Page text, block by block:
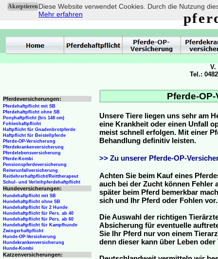
AkzeptierenDiese Website verwendet Cookies. Durch die Nutzung
Mehr erfahren
Pferde-
Unsere Tiere liegen uns sehr am
eine Krankheit oder einen Unfall
meist schnell erfolgen. Mit einer
Behandlung definitiv leisten.
>> Zu unserer Pferde-OP-
Achten Sie beim Kauf eines
auch bei der Zucht können Fehler
später beim Pferd bemerkbar
sich und Ihr Pferd oder Fohlen vor.
Die Auswahl der richtigen
Absicherung für eventuelle
Sie Ihr Pferd nur von einem
denn dieser kann über Leben
Pferdeversicherungen:
Pferdehaftpflicht mit SB
Pferdehaftpflicht ohne SB
Ponyhaftpflicht (bis 148 cm)
Fohlenhaftpflicht
Haftpflicht für Gnadenbrotpferde
Haftpflicht für Beistellpferde
Pferde-OP-Versicherung
Pferdekrankenversicherung
Pferdelebensversicherung
Pferde-Kombi
Pensionspferdeversicherung
Reiterunfallversicherung
Reitlehrerhaftpflicht/Reittherapeut
Schul- und Verleihpferdehaftpflicht
Hundeversicherungen:
Hundehaftpflicht mit SB
Hundehaftpflicht ohne SB
Hundehaftpflicht für 2 Hunde
Hundehaftpflicht für Pers. ab 40
Hundehaftpflicht für Pers. ab 60
Hundehaftpflicht für Kampfhunde
Zwingerhaftpflicht
Hunde-OP-Versicherung
Hundekrankenversicherung
Hunde-Kombi
Katzenversicherungen:
V.
Tel.: